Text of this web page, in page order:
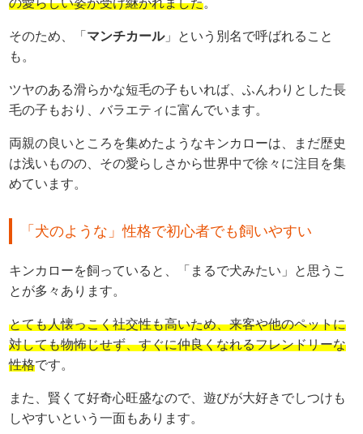
の愛らしい姿が受け継がれました。
そのため、「 マンチカール」という別名で呼ばれること
も。
ツヤのある滑らかな短毛の子もいれば、ふんわりとした長
毛の子もおり、バラエティに富んでいます。
両親の良いところを集めたようなキンカローは、まだ歴史
は浅いものの、その愛らしさから世界中で徐々に注目を集
めています。
「犬のような」性格で初心者でも飼いやすい
キンカローを飼っていると、「まるで犬みたい」と思うこ
とが多々あります。
とても人懐っこく社交性も高いため、来客や他のペットに
対しても物怖じせず、すぐに仲良くなれるフレンドリーな
性格です。
また、賢くて好奇心旺盛なので、遊びが大好きでしつけも
しやすいという一面もあります。